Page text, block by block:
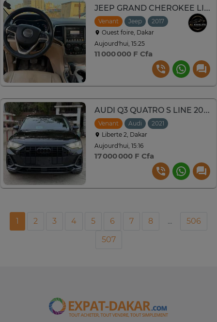
JEEP GRAND CHEROKEE LIMITED Année : 2017
Venant Jeep 2017
Automatique
Ouest foire, Dakar
Aujourd'hui, 15:25
11 000 000 F Cfa
AUDI Q3 QUATRO S LINE 2021
Venant Audi 2021
Liberte 2, Dakar
Aujourd'hui, 15:16
17 000 000 F Cfa
1 2 3 4 5 6 7 8 ...
506
507